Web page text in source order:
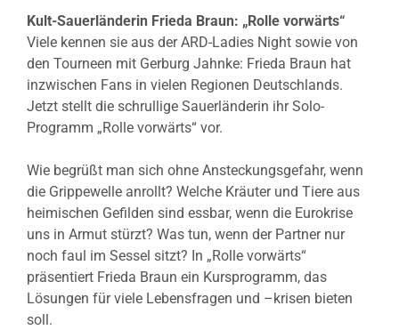
Kult-Sauerländerin Frieda Braun: „Rolle vorwärts“
Viele kennen sie aus der ARD-Ladies Night sowie von
den Tourneen mit Gerburg Jahnke: Frieda Braun hat
inzwischen Fans in vielen Regionen Deutschlands.
Jetzt stellt die schrullige Sauerländerin ihr Solo-
Programm „Rolle vorwärts“ vor.
Wie begrüßt man sich ohne Ansteckungsgefahr, wenn
die Grippewelle anrollt? Welche Kräuter und Tiere aus
heimischen Gefilden sind essbar, wenn die Eurokrise
uns in Armut stürzt? Was tun, wenn der Partner nur
noch faul im Sessel sitzt? In „Rolle vorwärts“
präsentiert Frieda Braun ein Kursprogramm, das
Lösungen für viele Lebensfragen und –krisen bieten
soll.